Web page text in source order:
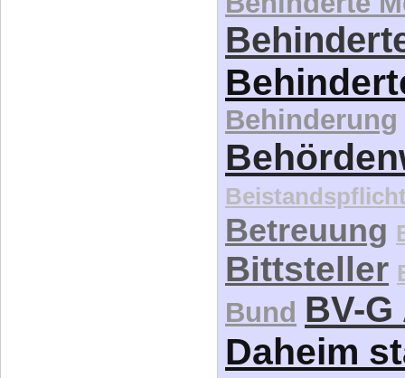
Behinderung
Betreuung
Bittsteller
Bund BV-
Daheim